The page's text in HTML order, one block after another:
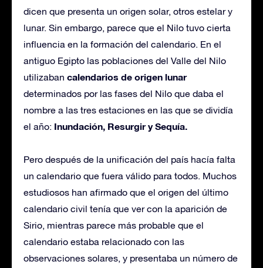
dicen que presenta un origen solar, otros estelar y
lunar. Sin embargo, parece que el Nilo tuvo cierta
influencia en la formación del calendario. En el
antiguo Egipto las poblaciones del Valle del Nilo
utilizaban calendarios de origen lunar
determinados por las fases del Nilo que daba el
nombre a las tres estaciones en las que se dividía
el año: Inundación, Resurgir y Sequía.
Pero después de la unificación del país hacía falta
un calendario que fuera válido para todos. Muchos
estudiosos han afirmado que el origen del último
calendario civil tenía que ver con la aparición de
Sirio, mientras parece más probable que el
calendario estaba relacionado con las
observaciones solares, y presentaba un número de